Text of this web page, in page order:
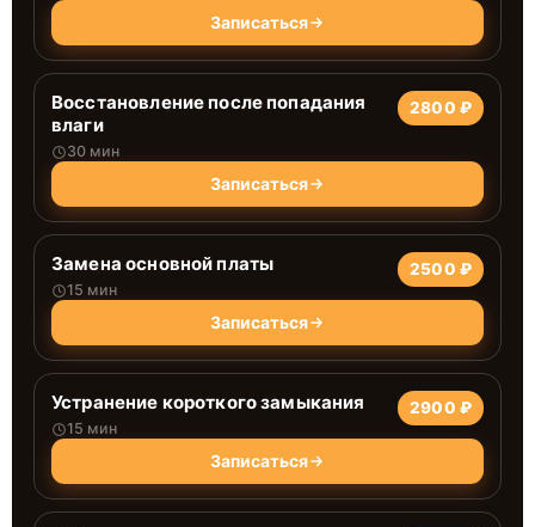
Записаться
Восстановление после попадания
влаги
30 мин
2800 ₽
Записаться
Замена основной платы
15 мин
2500 ₽
Записаться
Устранение короткого замыкания
15 мин
2900 ₽
Записаться